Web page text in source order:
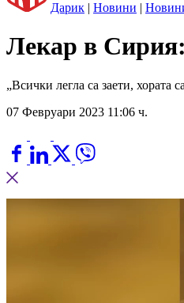
Дарик | Новини |
Лекар в
„Всички легла са заети,
07 Февруари 2023 11:06 ч.